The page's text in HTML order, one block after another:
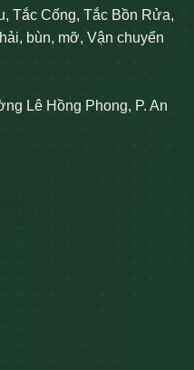
Tắc Cống, Tắc Bồn Rửa,
bùn, mỡ, Vận chuyển
Lê Hồng Phong, P. An